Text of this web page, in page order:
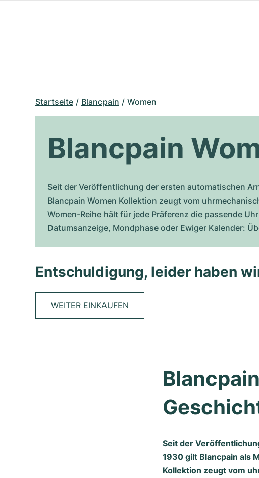
Startseite Blancpain Women
Blancpain
Seit der Veröffentlichung der ersten automatischen
Blancpain Women Kollektion zeugt vom
Women-Reihe hält für jede Präferenz die passende
Datumsanzeige, Mondphase oder Ewiger Kalender:
Entschuldigung, leider haben
WEITER EINKAUFEN
Seit der
1930 gilt Blancpain als
Kollektion zeugt vom